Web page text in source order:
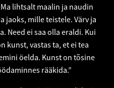
lihtsalt maalin ja naudin
jaoks, mille teistele. Värv ja
Need ei saa olla eraldi. Kui
kunst, vastas ta, et ei tea
öelda. Kunst on tõsine
rääkida.”